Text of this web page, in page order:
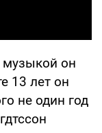
музыкой он
13 лет он
не один год